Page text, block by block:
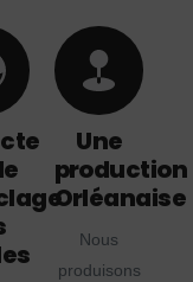
Une
production
Orléanaise
Nous
produisons